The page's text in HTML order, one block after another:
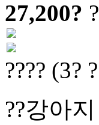
27,200?
???? (3?
??강아지